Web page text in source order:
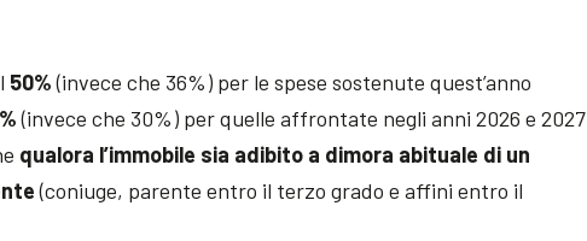
50%(invece che 36%) per le spese sostenute quest’anno
(invece che 30%) per quelle affrontate negli anni 2026 e 2027
qualora l’immobile sia adibito a dimora abituale di un
(coniuge, parente entro il terzo grado e affini entro il